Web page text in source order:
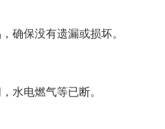
确保没有遗漏或损坏。
水电燃气等已断。